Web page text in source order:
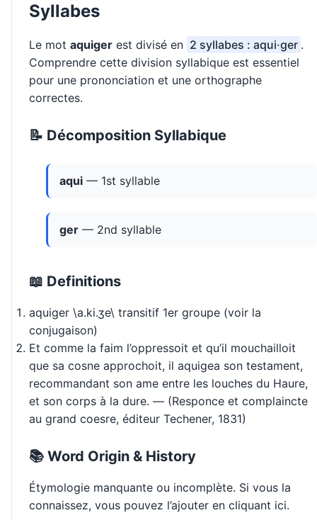
Syllabes
Le mot aquiger est divisé en 2 syllabes : aqui·ger .
Comprendre cette division syllabique est essentiel
pour une prononciation et une orthographe
correctes.
📝 Décomposition Syllabique
aqui — 1st syllable
ger — 2nd syllable
📖 Definitions
aquiger \a.ki.ʒe\ transitif 1er groupe (voir la
conjugaison)
Et comme la faim l’oppressoit et qu’il mouchailloit
que sa cosne approchoit, il aquigea son testament,
recommandant son ame entre les louches du Haure,
et son corps à la dure. — (Responce et complaincte
au grand coesre, éditeur Techener, 1831)
📚 Word Origin & History
Étymologie manquante ou incomplète. Si vous la
connaissez, vous pouvez l’ajouter en cliquant ici.